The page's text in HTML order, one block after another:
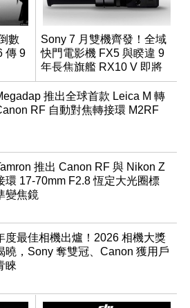
數
傳 9
Sony 7 月雙機齊發！全域
快門電影機 FX5 與睽違 9
年長焦旗艦 RX10 V 即將
登場
推出全球首款 Leica M 轉
RF 自動對焦轉接環 M2RF
推出 Canon RF 與 Nikon Z
環 17-70mm F2.8 恆定大光圈標
變焦鏡
度最佳相機出爐！2026 相機大獎
曉，Sony 奪雙冠、Canon 獲用戶
睞